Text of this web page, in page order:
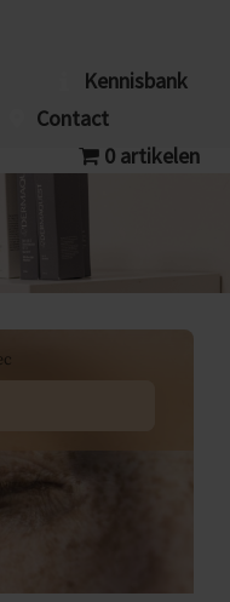
Kennisbank
Contact
0 artikelen